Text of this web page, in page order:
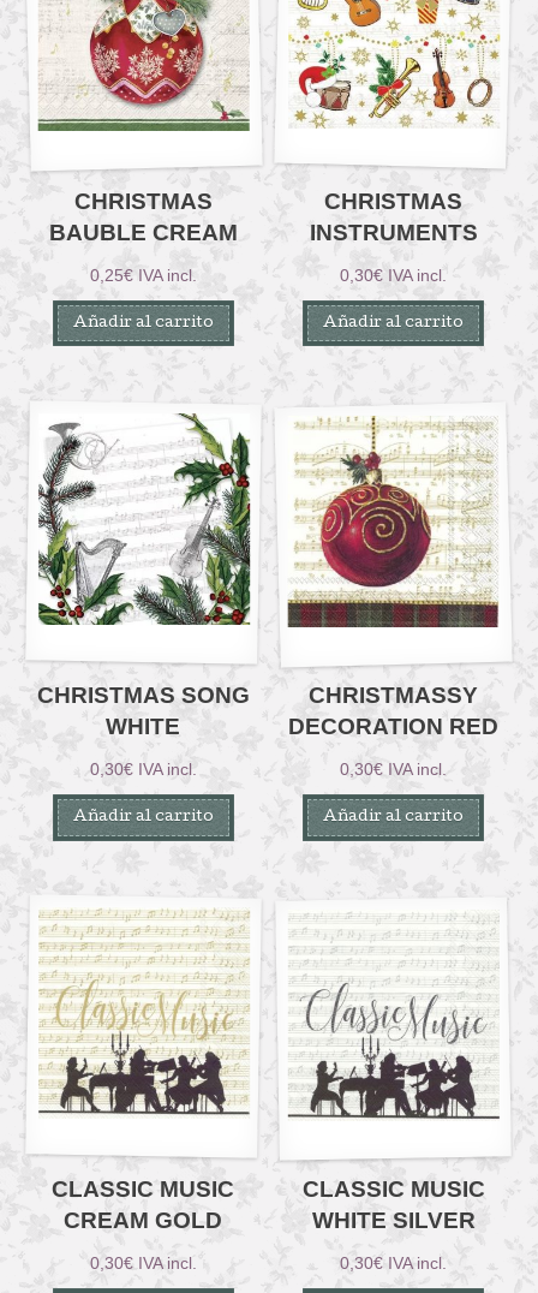
CHRISTMAS
BAUBLE CREAM
0,25€ IVA incl.
Añadir al carrito
CHRISTMAS
INSTRUMENTS
0,30€ IVA incl.
Añadir al carrito
CHRISTMAS SONG
WHITE
0,30€ IVA incl.
Añadir al carrito
CHRISTMASSY
DECORATION RED
0,30€ IVA incl.
Añadir al carrito
CLASSIC MUSIC
CREAM GOLD
0,30€ IVA incl.
CLASSIC MUSIC
WHITE SILVER
0,30€ IVA incl.